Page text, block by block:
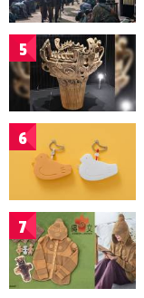
5
6
7